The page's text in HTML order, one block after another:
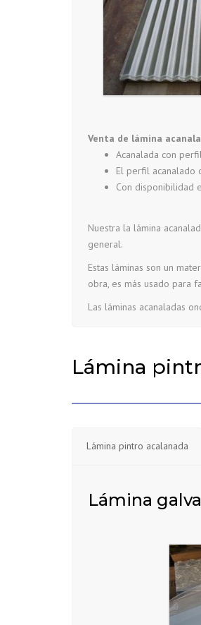
Venta de lámina
Acanalada con
El perfil acanalado
Con disponibilidad
Nuestra la lámina
general.
Estas láminas son un
obra, es más usado para
Las láminas acanaladas
Lámina
Lámina pintro acalanada
Lámina